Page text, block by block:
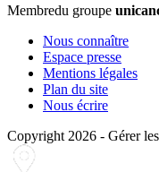
Membredu groupe
Nous connaître
Espace presse
Mentions légales
Plan du site
Nous écrire
Copyright 2026 - Gérer